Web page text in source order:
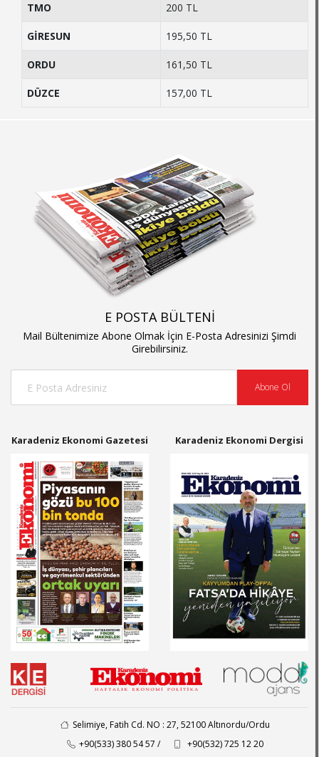
TMO 200 TL
GİRESUN 195,50 TL
ORDU 161,50 TL
DÜZCE 157,00 TL
E POSTA BÜLTENİ
Mail Bültenimize Abone Olmak İçin E-Posta Adresinizi Şimdi
Girebilirsiniz.
Abone Ol
Karadeniz Ekonomi Gazetesi Karadeniz Ekonomi Dergisi
Selimiye, Fatih Cd. NO : 27, 52100 Altınordu/Ordu
+90(533) 380 54 57 /
+90(532) 725 12 20